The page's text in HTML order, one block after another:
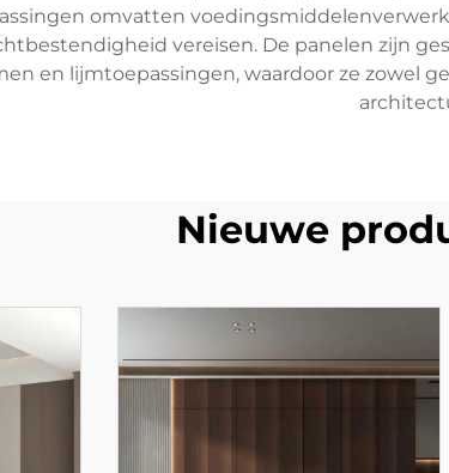
omvatten
vereisen. De panelen zijn
en lijmtoepassingen, waardoor ze zowel
Nieuwe